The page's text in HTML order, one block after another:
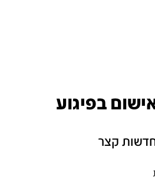
17:00: אישום בפיגוע
קצר